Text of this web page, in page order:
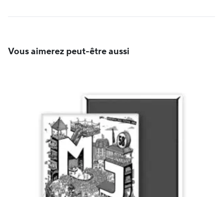
Vous aimerez peut-être aussi